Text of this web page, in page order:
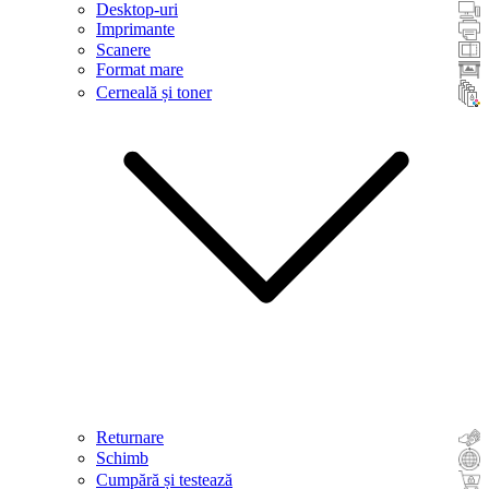
Desktop-uri
Imprimante
Scanere
Format mare
Cerneală și toner
Returnare
Schimb
Cumpără și testează